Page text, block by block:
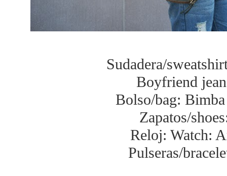
Sudadera/
Boyfriend
Bolso/bag:
Zapatos/
Reloj: Watch:
Pulseras/